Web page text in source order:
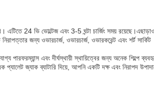
এটিতে 24 ভি ভোল্টেজ এবং 3-5 ঘন্টা চার্জিং সময়
জন্য ওভারচার্জ, ওভারচার্জ, ওভারকরেন্ট এবং শর্ট সার্কিট
পারফরম্যান্স এবং দীর্ঘস্থায়ী স্থায়িত্বের জন্য অনেক শিল্পে
জ্যাক ব্যাটারি দিয়ে, আপনি একটি দক্ষ এবং নিরাপদ